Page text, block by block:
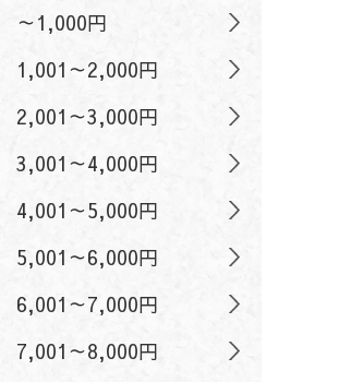
～1,000円
1,001～2,000円
2,001～3,000円
3,001～4,000円
4,001～5,000円
5,001～6,000円
6,001～7,000円
7,001～8,000円